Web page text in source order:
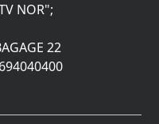
NOR";
22